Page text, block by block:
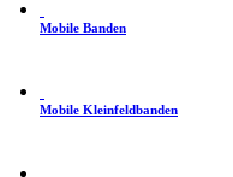
Mobile Banden
Mobile Kleinfeldbanden